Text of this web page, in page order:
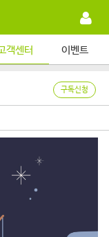
객센터 이벤트
구독신청